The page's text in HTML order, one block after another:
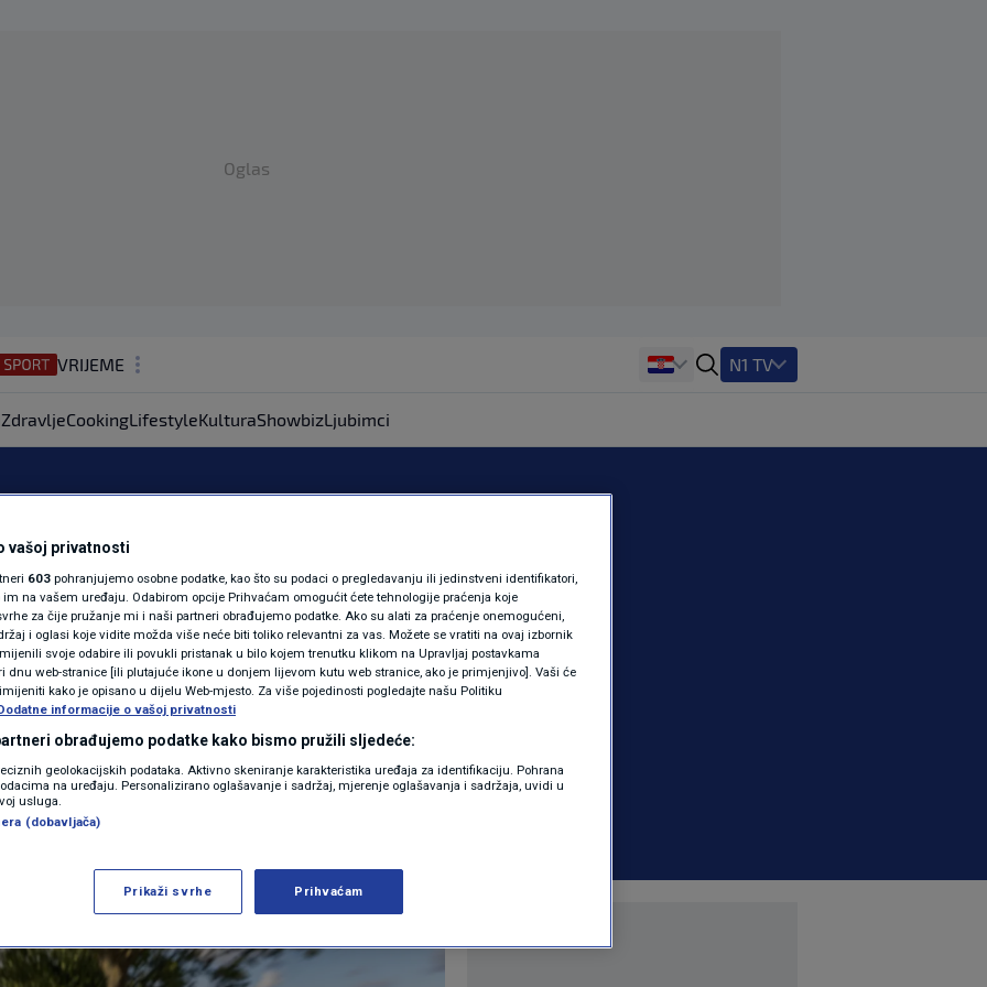
Oglas
VRIJEME
REGIJA
MAGAZIN
KOLUMNE
N1(DIS)INFO
KLIMATSKE PROMJENE
FOTO
VIDEO
N1 TV
ZdravljeCookingLifestyleKulturaShowbizLjubimci
Jedna pogreška s
uništiti motor
AUTO 0 komentara
Više
vašoj privatnosti
603 pohranjujemo osobne podatke, kao što su podaci o pregledavanju ili jedinstveni identifikatori,
na vašem uređaju. Odabirom opcije Prihvaćam omogućit ćete tehnologije praćenja koje
za čije pružanje mi i naši partneri obrađujemo podatke. Ako su alati za praćenje onemogućeni,
i oglasi koje vidite možda više neće biti toliko relevantni za vas. Možete se vratiti na ovaj izbornik
svoje odabire ili povukli pristanak u bilo kojem trenutku klikom na Upravljaj postavkama
dnu web-stranice [ili plutajuće ikone u donjem lijevom kutu web stranice, ako je primjenjivo]. Vaši će
kako je opisano u dijelu Web-mjesto. Za više pojedinosti pogledajte našu Politiku
informacije o vašoj privatnosti
obrađujemo podatke kako bismo pružili sljedeće:
geolokacijskih podataka. Aktivno skeniranje karakteristika uređaja za identifikaciju. Pohrana
na uređaju. Personalizirano oglašavanje i sadržaj, mjerenje oglašavanja i sadržaja, uvidi u
usluga.
(dobavljača)
Prikaži svrhe Prihvaćam